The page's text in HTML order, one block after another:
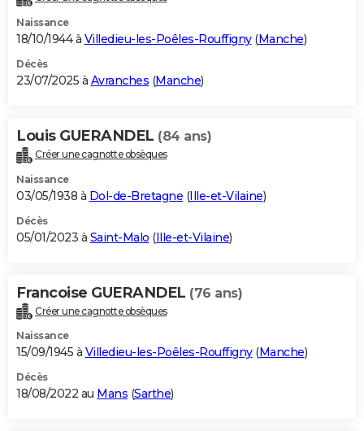
Naissance
18/10/1944 à Villedieu-les-Poêles-Rouffigny(Manche)
Décès
23/07/2025 à Avranches (Manche)
Louis GUERANDEL (84 ans)
Créer une cagnotte obsèques
Naissance
03/05/1938 à Dol-de-Bretagne (Ille-et-Vilaine)
Décès
05/01/2023 à Saint-Malo (Ille-et-Vilaine)
Francoise GUERANDEL (76 ans)
Créer une cagnotte obsèques
Naissance
15/09/1945 à Villedieu-les-Poêles-Rouffigny(Manche)
Décès
18/08/2022 au Mans (Sarthe)